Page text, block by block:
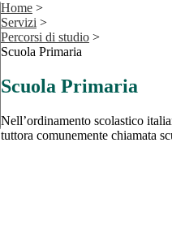
Home >
Servizi >
Percorsi di studio >
Scuola Primaria
Scuola Primaria
Nell’ordinamento scolastico
tuttora comunemente chiamata